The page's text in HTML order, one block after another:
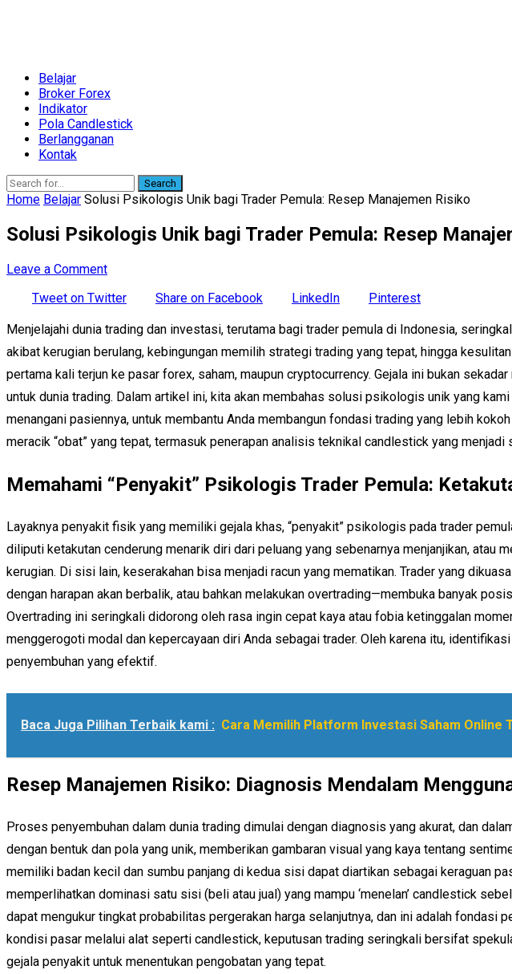
Belajar
Broker Forex
Indikator
Pola Candlestick
Berlangganan
Kontak
Search
Home Belajar Solusi Psikologis Unik bagi Trader Pemula: Resep Manajemen Risiko
Solusi Psikologis Unik bagi Trader Pemula: Resep
Leave a Comment
Tweet on Twitter
Share on Facebook LinkedIn Pinterest
Menjelajahi dunia trading dan investasi, terutama bagi trader pemula di Indonesia,
akibat kerugian berulang, kebingungan memilih strategi trading yang tepat, hingga
pertama kali terjun ke pasar forex, saham, maupun cryptocurrency. Gejala ini bukan
untuk dunia trading. Dalam artikel ini, kita akan membahas solusi psikologis unik yang
menangani pasiennya, untuk membantu Anda membangun fondasi trading yang lebih
meracik “obat” yang tepat, termasuk penerapan analisis teknikal candlestick yang menjadi
Memahami “Penyakit” Psikologis Trader Pemula:
Layaknya penyakit fisik yang memiliki gejala khas, “penyakit” psikologis pada trader
diliputi ketakutan cenderung menarik diri dari peluang yang sebenarnya menjanjikan,
kerugian. Di sisi lain, keserakahan bisa menjadi racun yang mematikan. Trader yang
dengan harapan akan berbalik, atau bahkan melakukan overtrading—membuka banyak
Overtrading ini seringkali didorong oleh rasa ingin cepat kaya atau fobia ketinggalan
menggerogoti modal dan kepercayaan diri Anda sebagai trader. Oleh karena itu,
penyembuhan yang efektif.
Baca Juga Pilihan Terbaik kami : Cara Memilih Platform Investasi Saham Online
Resep Manajemen Risiko: Diagnosis Mendalam
Proses penyembuhan dalam dunia trading dimulai dengan diagnosis yang akurat, dan
dengan bentuk dan pola yang unik, memberikan gambaran visual yang kaya tentang
memiliki badan kecil dan sumbu panjang di kedua sisi dapat diartikan sebagai keraguan
memperlihatkan dominasi satu sisi (beli atau jual) yang mampu ‘menelan’ candlestick
dapat mengukur tingkat probabilitas pergerakan harga selanjutnya, dan ini adalah
kondisi pasar melalui alat seperti candlestick, keputusan trading seringkali bersifat
gejala penyakit untuk menentukan pengobatan yang tepat.